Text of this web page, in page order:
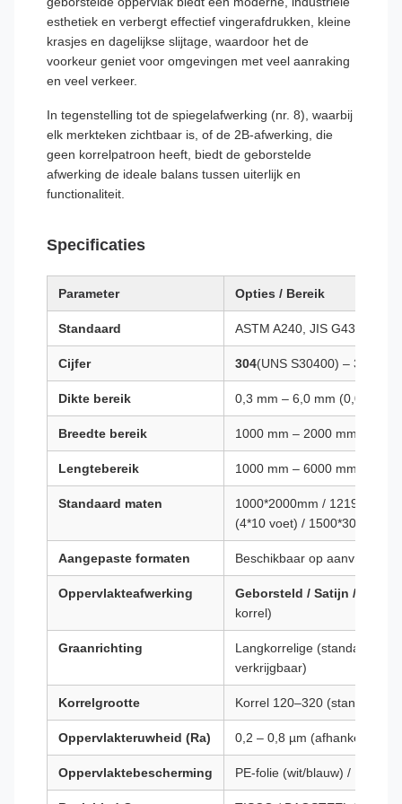
esthetiek en verbergt effectief vingerafdrukken, kleine
krasjes en dagelijkse slijtage, waardoor het de
voorkeur geniet voor omgevingen met veel aanraking
en veel verkeer.
In tegenstelling tot de spiegelafwerking (nr. 8), waarbij
elk merkteken zichtbaar is, of de 2B-afwerking, die
geen korrelpatroon heeft, biedt de geborstelde
afwerking de ideale balans tussen uiterlijk en
functionaliteit.
Specificaties
Parameter Opties / Bereik
Standaard ASTM A240, JIS G4304, EN
Cijfer 304(UNS S30400) – 304L
Dikte bereik 0,3 mm – 6,0 mm (0,012 –
Breedte bereik 1000 mm – 2000 mm (39 –
Lengtebereik 1000 mm – 6000 mm (39 –
Standaard maten
1000*2000mm /
(4*10 voet) / 1500*3000mm
Aangepaste formaten Beschikbaar op aanvraag
Oppervlakteafwerking
Geborsteld / Satijn / Nr. 4
korrel)
Graanrichting
Langkorrelige (standaard),
verkrijgbaar)
Korrelgrootte Korrel 120–320 (standaard:
Oppervlakteruwheid (Ra) 0,2 – 0,8 µm (afhankelijk
Oppervlaktebescherming PE-folie (wit/blauw) / PVC-